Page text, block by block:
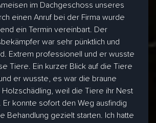
im Dachgeschoss unseres
einen Anruf bei der Firma wurde
ein Termin vereinbart. Der
war sehr pünktlich und
Extrem professionell und er wusste
Tiere. Ein kurzer Blick auf die Tiere
er wusste, es war die braune
weil die Tiere ihr Nest
Er konnte sofort den Weg ausfindig
Behandlung gezielt starten. Ich hatte